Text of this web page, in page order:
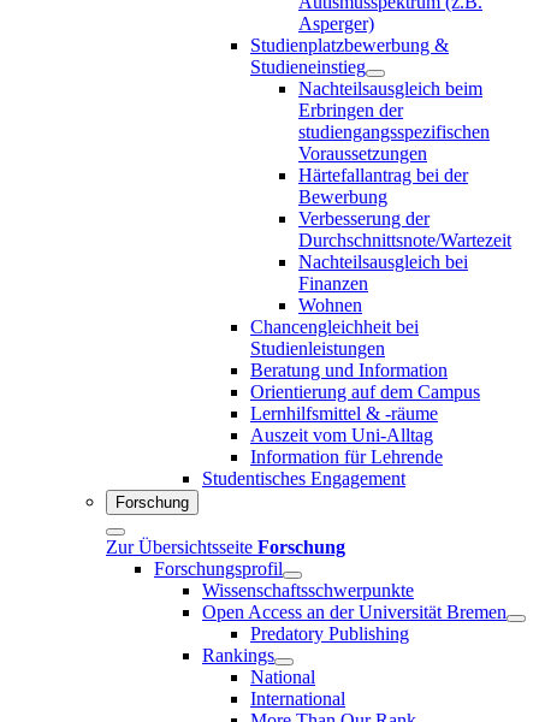
Asperger)
Studienplatzbewerbung &
Studieneinstieg
Nachteilsausgleich beim
Erbringen der
studiengangsspezifischen
Voraussetzungen
Härtefallantrag bei der
Bewerbung
Verbesserung der
Durchschnittsnote/Wartezeit
Nachteilsausgleich bei
Finanzen
Wohnen
Chancengleichheit bei
Studienleistungen
Beratung und Information
Orientierung auf dem Campus
Lernhilfsmittel & -räume
Auszeit vom Uni-Alltag
Information für Lehrende
Studentisches Engagement
Forschung
Zur Übersichtsseite Forschung
Forschungsprofil
Wissenschaftsschwerpunkte
Open Access an der Universität Bremen
Predatory Publishing
Rankings
National
International